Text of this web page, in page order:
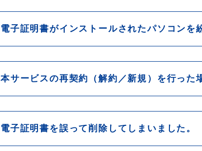
電子証明書がインストールされたパソコン
本サービスの再契約（解約／新規）を行っ
電子証明書を誤って削除してしまいました。